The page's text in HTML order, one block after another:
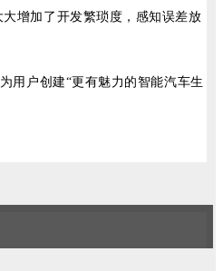
增加了开发繁琐度，感知误差放
用户创建“更有魅力的智能汽车生